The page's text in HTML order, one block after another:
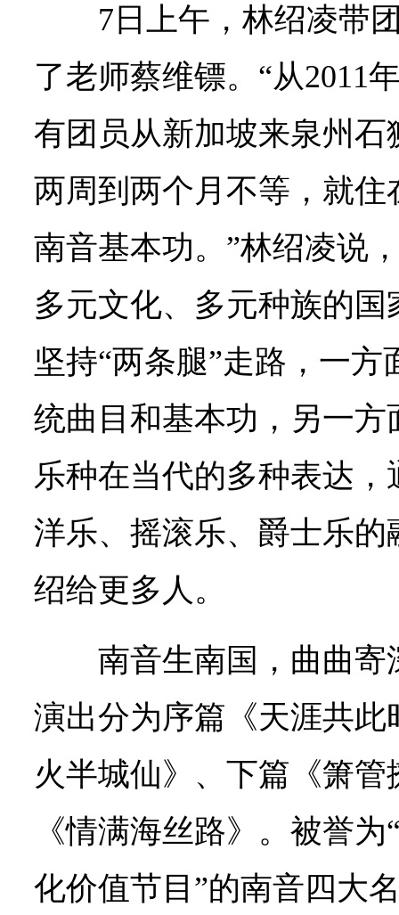
7日上午，林绍凌带
了老师蔡维镖。“从2011
有团员从新加坡来泉州
两周到两个月不等，就
南音基本功。”林绍凌说
多元文化、多元种族的
坚持“两条腿”走路，一
统曲目和基本功，另一
乐种在当代的多种表达
洋乐、摇滚乐、爵士乐
绍给更多人。
南音生南国，曲曲
演出分为序篇《天涯共
火半城仙》、下篇《箫
《情满海丝路》。被誉
化价值节目”的南音四大